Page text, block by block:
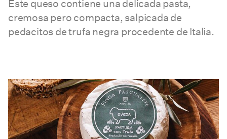
Este queso contiene una delicada pasta,
cremosa pero compacta, salpicada de
pedacitos de trufa negra procedente de Italia.